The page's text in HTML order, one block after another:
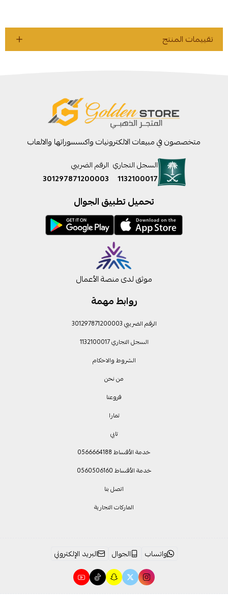
تقييمات المنتج
روابط مهمة
الرقم الضريبي 301297871200003
السجل التجاري 1132100017
الشروط والاحكام
من نحن
فروعنا
تمارا
تابي
خدمة الأقساط 0566664188
خدمة الأقساط 0560506160
اتصل بنا
الماركات التجارية
متخصصون في مبيعات الالكترونيات واكسسوراتها والالعاب
السجل التجاري
1132100017
الرقم الضريبي
301297871200003
تحميل تطبيق الجوال
موثق لدى منصة الأعمال
واتساب الجوال البريد الإلكتروني